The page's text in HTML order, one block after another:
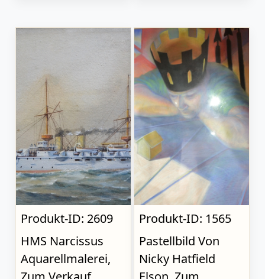
Produkt-ID: 2609
HMS Narcissus
Aquarellmalerei,
Produkt-ID: 1565
Pastellbild Von
Nicky Hatfield